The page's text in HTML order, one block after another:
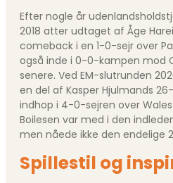
Efter nogle år
2018 atter udtaget af Åge
comeback i en 1-0-sejr over
også inde i 0-0-kampen mod
senere. Ved EM-slutrunden
en del af Kasper Hjulmands
indhop i 4-0-sejren over
Boilesen var med i den
men nåede ikke den endelige
Spillestil og